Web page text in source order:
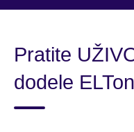
language
Pratite
dodele